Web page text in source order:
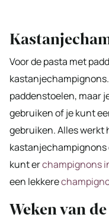
Voor de pasta met
paddenstoelen, maar
gebruiken of je kunt
gebruiken. Alles werkt
kastanjechampignons
kunt erchampignons
een lekkere
Weken van